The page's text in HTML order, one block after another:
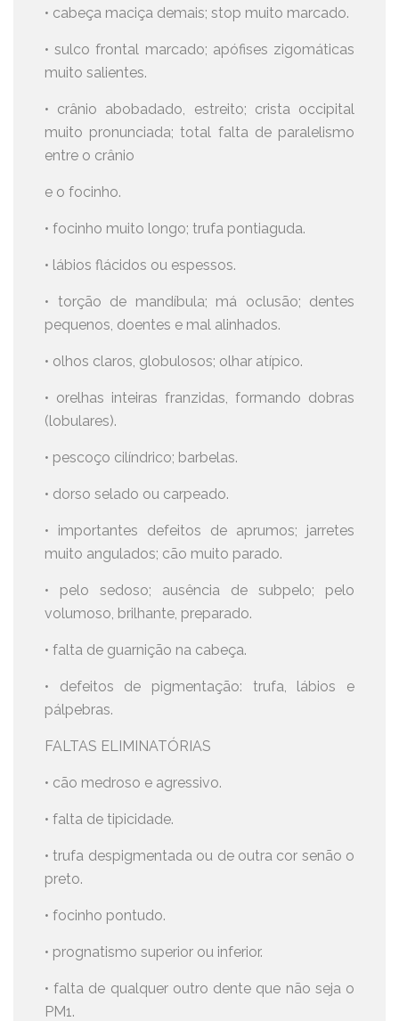
• cabeça maciça demais; stop muito marcado.
• sulco frontal marcado; apófises zigomáticas
muito salientes.
• crânio abobadado, estreito; crista occipital
muito pronunciada; total falta de paralelismo
entre o crânio
e o focinho.
• focinho muito longo; trufa pontiaguda.
• lábios flácidos ou espessos.
• torção de mandíbula; má oclusão; dentes
pequenos, doentes e mal alinhados.
• olhos claros, globulosos; olhar atípico.
• orelhas inteiras franzidas, formando dobras
(lobulares).
• pescoço cilíndrico; barbelas.
• dorso selado ou carpeado.
• importantes defeitos de aprumos; jarretes
muito angulados; cão muito parado.
• pelo sedoso; ausência de subpelo; pelo
volumoso, brilhante, preparado.
• falta de guarnição na cabeça.
• defeitos de pigmentação: trufa, lábios e
pálpebras.
FALTAS ELIMINATÓRIAS
• cão medroso e agressivo.
• falta de tipicidade.
• trufa despigmentada ou de outra cor senão o
preto.
• focinho pontudo.
• prognatismo superior ou inferior.
• falta de qualquer outro dente que não seja o
PM1.